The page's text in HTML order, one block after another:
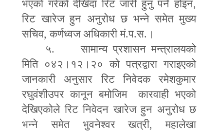
भएको गरेको देखिँदा रिट जारी हुनु पर्ने होइन,
रिट खारेज हुन अनुरोध छ भन्ने समेत मुख्य
सचिव,कर्णध्वज अधिकारी मं.प.स.।
५. सामान्य प्रशासन मन्त्रालयको
मिति ०४२।१२।२० को पत्रद्वारा गराइएको
जानकारी अनुसार रिट निवेदक रमेशकुमार
रघुवंशीउपर कानून बमोजिम कारवाही भएको
देखिएकोले रिट निवेदन खारेज हुन अनुरोध छ
भन्ने समेत भुवनेश्वर खत्री,महालेखा